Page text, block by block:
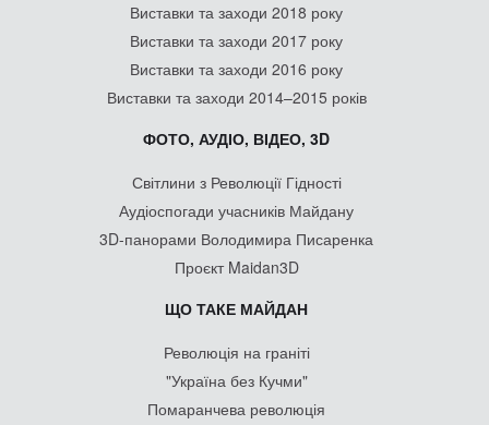
Виставки та заходи 2018 року
Виставки та заходи 2017 року
Виставки та заходи 2016 року
Виставки та заходи 2014–2015 років
ФОТО, АУДІО, ВІДЕО, 3D
Світлини з Революції Гідності
Аудіоспогади учасників Майдану
3D-панорами Володимира Писаренка
Проєкт Maidan3D
ЩО ТАКЕ МАЙДАН
Революція на граніті
"Україна без Кучми"
Помаранчева революція